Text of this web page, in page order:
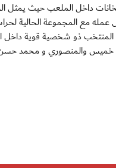
داخل الملعب حيث يمثل
عمله مع المجموعة الحالية
ذو شخصية قوية داخل
خميس والمنصوري و محمد حسن